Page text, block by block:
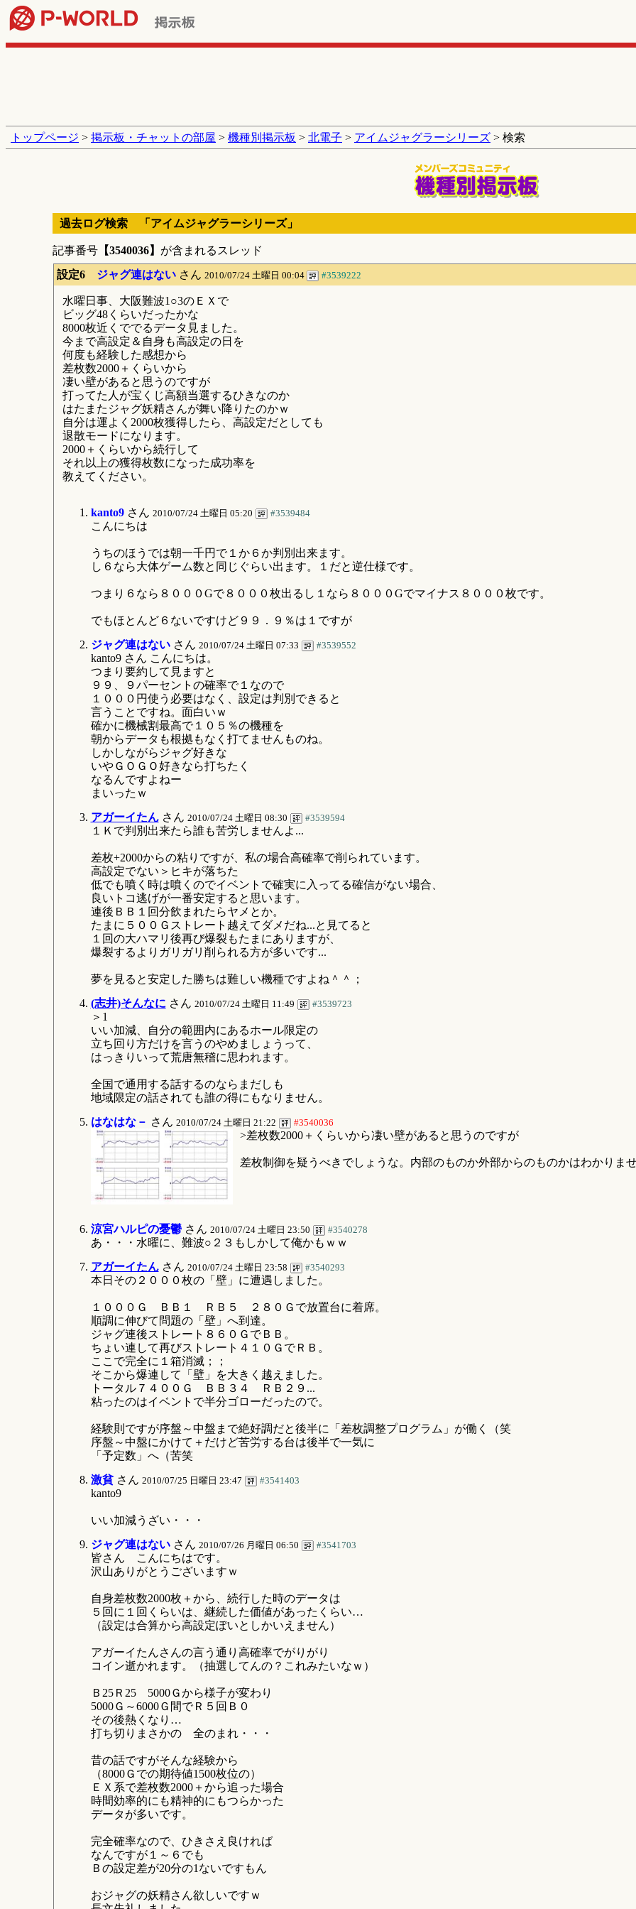
トップページ > 掲示板・チャットの部屋 > 機種別掲示板 > 北電子 > アイムジャグラーシリーズ > 検索
過去ログ検索 「アイムジャグラーシリーズ」
記事番号 【3540036】 が含まれるスレッド
設定6 ジャグ連はないさん 2010/07/24 土曜日 00:04 #3539222
水曜日事、大阪難波1○3のＥＸで
ビッグ48くらいだったかな
8000枚近くででるデータ見ました。
今まで高設定＆自身も高設定の日を
何度も経験した感想から
差枚数2000＋くらいから
凄い壁があると思うのですが
打ってた人が宝くじ高額当選するひきなのか
はたまたジャグ妖精さんが舞い降りたのかｗ
自分は運よく2000枚獲得したら、高設定だとしても
退散モードになります。
2000＋くらいから続行して
それ以上の獲得枚数になった成功率を
教えてください。
kanto9さん 2010/07/24 土曜日 05:20 #3539484
こんにちは
うちのほうでは朝一千円で１か６か判別出来ます。
し６なら大体ゲーム数と同じぐらい出ます。１だと逆仕様です。
つまり６なら８０００Gで８０００枚出るし１なら８０００Gでマイナス８０００枚です。
でもほとんど６ないですけど９９．９％は１ですが
ジャグ連はないさん 2010/07/24 土曜日 07:33 #3539552
kanto9 さん こんにちは。
つまり要約して見ますと
９９、９パーセントの確率で１なので
１０００円使う必要はなく、設定は判別できると
言うことですね。面白いｗ
確かに機械割最高で１０５％の機種を
朝からデータも根拠もなく打てませんものね。
しかしながらジャグ好きな
いやＧＯＧＯ好きなら打ちたく
なるんですよねー
まいったｗ
アガーイたんさん 2010/07/24 土曜日 08:30 #3539594
１Ｋで判別出来たら誰も苦労しませんよ...
差枚+2000からの粘りですが、私の場合高確率で削られています。
高設定でない＞ヒキが落ちた
低でも噴く時は噴くのでイベントで確実に入ってる確信がない場合、
良いトコ逃げが一番安定すると思います。
連後ＢＢ１回分飲まれたらヤメとか。
たまに５００Ｇストレート越えてダメだね...と見てると
１回の大ハマリ後再び爆裂もたまにありますが、
爆裂するよりガリガリ削られる方が多いです...
夢を見ると安定した勝ちは難しい機種ですよね＾＾；
(志井)そんなに さん 2010/07/24 土曜日 11:49 #3539723
＞1
いい加減、自分の範囲内にあるホール限定の
立ち回り方だけを言うのやめましょうって、
はっきりいって荒唐無稽に思われます。
全国で通用する話するのならまだしも
地域限定の話されても誰の得にもなりません。
はなはな－ さん 2010/07/24 土曜日 21:22 #3540036
>差枚数2000＋くらいから凄い壁があると思うのですが
差枚制御を疑うべきでしょうな。内部のものか外部からのものかはわかりませ
涼宮ハルピの憂鬱さん 2010/07/24 土曜日 23:50 #3540278
あ・・・水曜に、難波○２３もしかして俺かもｗｗ
アガーイたんさん 2010/07/24 土曜日 23:58 #3540293
本日その２０００枚の「壁」に遭遇しました。
１０００Ｇ ＢＢ１ ＲＢ５ ２８０Ｇで放置台に着席。
順調に伸びて問題の「壁」へ到達。
ジャグ連後ストレート８６０ＧでＢＢ。
ちょい連して再びストレート４１０ＧでＲＢ。
ここで完全に１箱消滅；；
そこから爆連して「壁」を大きく越えました。
トータル７４００Ｇ ＢＢ３４ ＲＢ２９...
粘ったのはイベントで半分ゴローだったので。
経験則ですが序盤～中盤まで絶好調だと後半に「差枚調整プログラム」が働く（笑
序盤～中盤にかけて＋だけど苦労する台は後半で一気に
「予定数」へ（苦笑
激貧さん 2010/07/25 日曜日 23:47 #3541403
kanto9
いい加減うざい・・・
ジャグ連はないさん 2010/07/26 月曜日 06:50 #3541703
皆さん こんにちはです。
沢山ありがとうございますｗ
自身差枚数2000枚＋から、続行した時のデータは
５回に１回くらいは、継続した価値があったくらい…
（設定は合算から高設定ぽいとしかいえません）
アガーイたんさんの言う通り高確率でがりがり
コイン逝かれます。（抽選してんの？これみたいなｗ）
Ｂ25Ｒ25 5000Ｇから様子が変わり
5000Ｇ～6000Ｇ間でＲ５回Ｂ０
その後熱くなり…
打ち切りまさかの 全のまれ・・・
昔の話ですがそんな経験から
（8000Ｇでの期待値1500枚位の）
ＥＸ系で差枚数2000＋から追った場合
時間効率的にも精神的にもつらかった
データが多いです。
完全確率なので、ひきさえ良ければ
なんですが１～６でも
Ｂの設定差が20分の1ないですもん
おジャグの妖精さん欲しいですｗ